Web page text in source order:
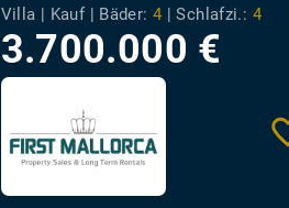
Villa | Kauf | Bäder: 4 |Schlafzi.: 4
3.700.000 €